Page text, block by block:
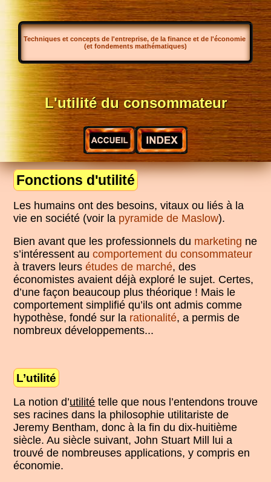
Techniques et concepts de l'entreprise, de la finance et de l'économie
(et fondements mathématiques)
L'utilité du consommateur
Fonctions d'utilité
Les humains ont des besoins, vitaux ou liés à la
vie en société (voir la pyramide de Maslow).
Bien avant que les professionnels du marketing ne
s’intéressent aucomportement du consommateur
à travers leursétudes de marché, des
économistes avaient déjà exploré le sujet. Certes,
d’une façon beaucoup plus théorique ! Mais le
comportement simplifié qu’ils ont admis comme
hypothèse, fondé sur la rationalité, a permis de
nombreux développements...
L’utilité
La notion d’utilité telle que nous l’entendons trouve
ses racines dans la philosophie utilitariste de
Jeremy Bentham, donc à la fin du dix-huitième
siècle. Au siècle suivant, John Stuart Mill lui a
trouvé de nombreuses applications, y compris en
économie.